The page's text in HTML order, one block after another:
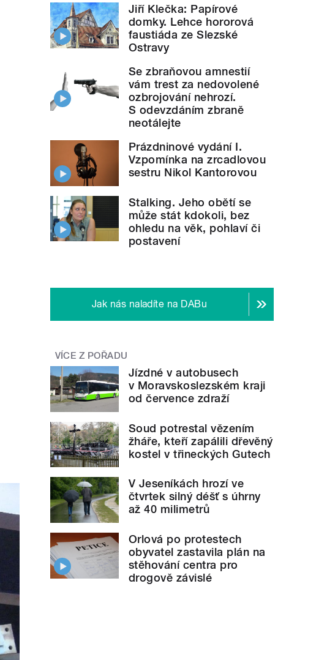
Jiří Klečka: Papírové
domky. Lehce hororová
faustiáda ze Slezské
Ostravy
Se zbraňovou amnestií
vám trest za nedovolené
ozbrojování nehrozí.
S odevzdáním zbraně
neotálejte
Prázdninové vydání I.
Vzpomínka na zrcadlovou
sestru Nikol Kantorovou
Stalking. Jeho obětí se
může stát kdokoli, bez
ohledu na věk, pohlaví či
postavení
Jak nás naladíte na DABu
VÍCE Z POŘADU
Jízdné v autobusech
v Moravskoslezském kraji
od července zdraží
Soud potrestal vězením
žháře, kteří zapálili dřevěný
kostel v třineckých Gutech
V Jeseníkách hrozí ve
čtvrtek silný déšť s úhrny
až 40 milimetrů
Orlová po protestech
obyvatel zastavila plán na
stěhování centra pro
drogově závislé